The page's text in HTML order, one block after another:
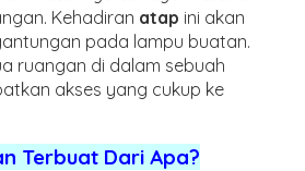
Kehadiran atap ini akan
pada lampu buatan.
ruangan di dalam sebuah
akses yang cukup ke
Terbuat Dari Apa?